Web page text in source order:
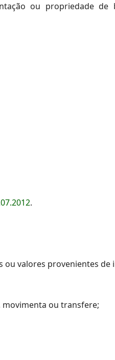
ou propriedade de
.
ou valores provenientes de
movimenta ou transfere;